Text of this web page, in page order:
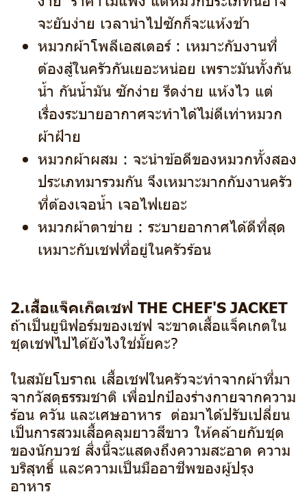
จะยับง่าย เวลานำไปซักก็จะแห้งช้า
หมวกผ้าโพลีเอสเตอร์ : เหมาะกับงานที่
ต้องสู้ในครัวกันเยอะหน่อย เพราะมันทั้งกัน
น้ำ กันน้ำมัน ซักง่าย รีดง่าย แห้งไว แต่
เรื่องระบายอากาศจะทำได้ไม่ดีเท่าหมวก
ผ้าฝ้าย
หมวกผ้าผสม : จะนำข้อดีของหมวกทั้งสอง
ประเภทมารวมกัน จึงเหมาะมากกับงานครัว
ที่ต้องเจอน้ำ เจอไฟเยอะ
หมวกผ้าตาข่าย : ระบายอากาศได้ดีที่สุด
เหมาะกับเชฟที่อยู่ในครัวร้อน
2.เสื้อแจ็คเก็ตเชฟ THE CHEF'S JACKET
ถ้าเป็นยูนิฟอร์มของเชฟ จะขาดเสื้อแจ็คเกตใน
ชุดเชฟไปได้ยังไงใช่มั้ยคะ?
ในสมัยโบราณ เสื้อเชฟในครัวจะทำจากผ้าที่มา
จากวัสดุธรรมชาติ เพื่อปกป้องร่างกายจากความ
ร้อน ควัน และเศษอาหาร ต่อมาได้ปรับเปลี่ยน
เป็นการสวมเสื้อคลุมยาวสีขาว ให้คล้ายกับชุด
ของนักบวช สิ่งนี้จะแสดงถึงความสะอาด ความ
บริสุทธิ์ และความเป็นมืออาชีพของผู้ปรุง
อาหาร